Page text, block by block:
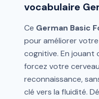
vocabulaire
Ce German Basic
pour améliorer
cognitive. En jouant
forcez votre
reconnaissance,
clé vers la fluidité.